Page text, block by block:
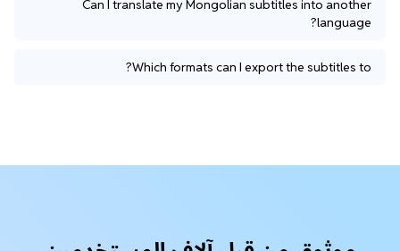
Can I translate my Mongolian subtitles into another
language?
Which formats can I export the subtitles to?